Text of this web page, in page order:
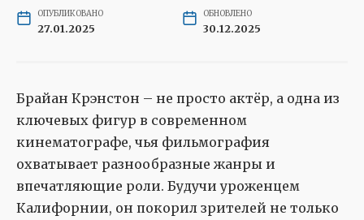
ОПУБЛИКОВАНО
27.01.2025
ОБНОВЛЕНО
30.12.2025
Брайан Крэнстон – не просто актёр, а одна из
ключевых фигур в современном
кинематографе, чья фильмография
охватывает разнообразные жанры и
впечатляющие роли. Будучи уроженцем
Калифорнии, он покорил зрителей не только